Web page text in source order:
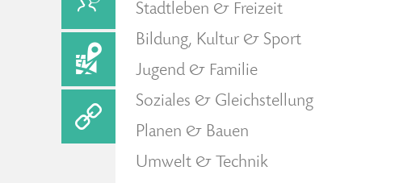
Stadtleben & Freizeit
Bildung, Kultur & Sport
Jugend & Familie
Soziales & Gleichstellung
Planen & Bauen
Umwelt & Technik